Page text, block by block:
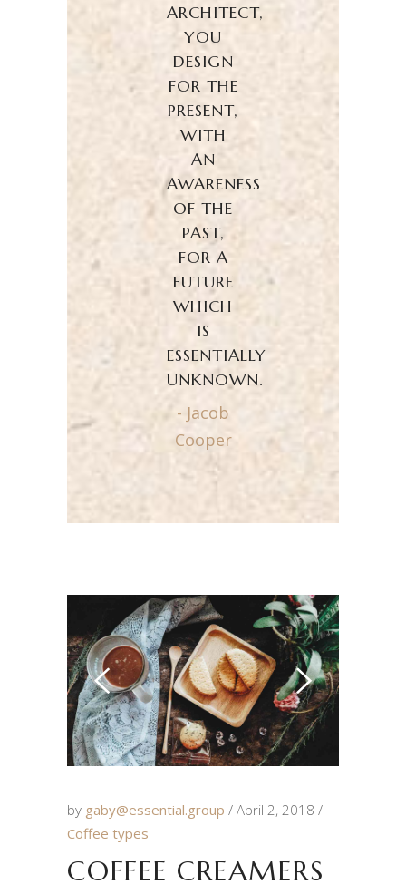
ARCHITECT,
YOU
DESIGN
FOR THE
PRESENT,
WITH
AN
AWARENESS
OF THE
PAST,
FOR A
FUTURE
WHICH
IS
ESSENTIALLY
UNKNOWN.
- Jacob
Cooper
by gaby@essential.group
April 2, 2018
Coffee types
COFFEE CREAMERS